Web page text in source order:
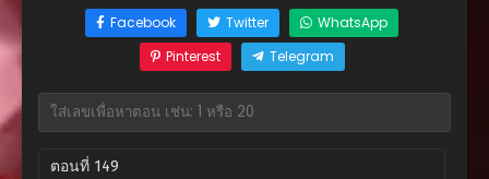
Facebook Twitter
WhatsApp
Pinterest
Telegram
ตอนที่ 149